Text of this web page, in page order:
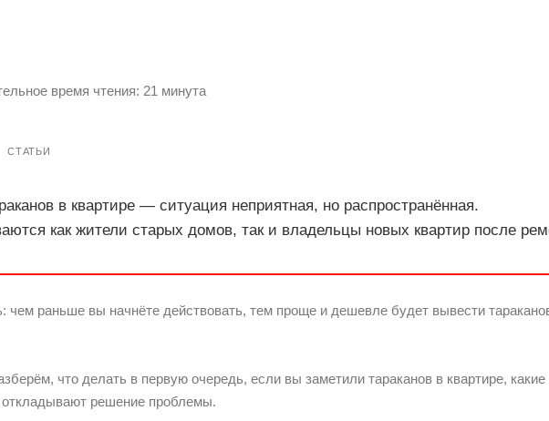
время чтения: 21 минута
СТАТЬИ
в квартире — ситуация неприятная, но распространённая.
как жители старых домов, так и владельцы новых квартир после
чем раньше вы начнёте действовать, тем проще и дешевле будет вывести
что делать в первую очередь, если вы заметили тараканов в квартире,
решение проблемы.